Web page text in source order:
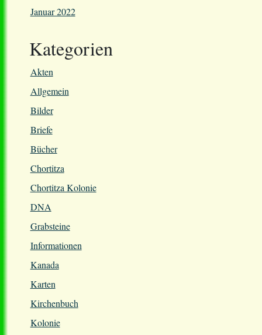
Januar 2022
Kategorien
Akten
Allgemein
Bilder
Briefe
Bücher
Chortitza
Chortitza Kolonie
DNA
Grabsteine
Informationen
Kanada
Karten
Kirchenbuch
Kolonie